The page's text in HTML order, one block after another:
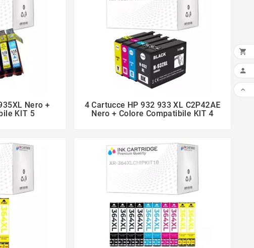
Nero +
KIT 5
 
4 Cartucce HP 932 933 XL C2P42AE
Nero + Colore Compatibile KIT 4


